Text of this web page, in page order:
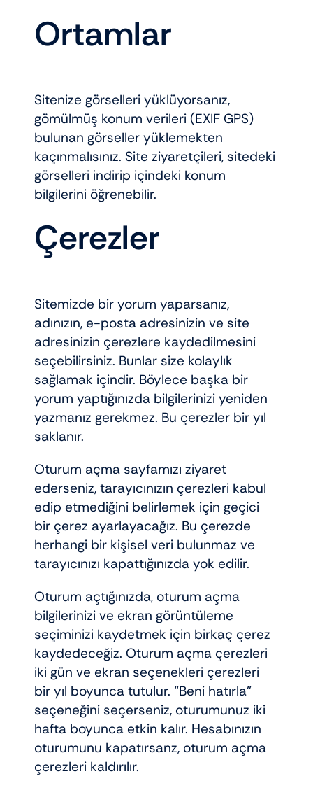
Ortamlar
Sitenize görselleri yüklüyorsanız,
gömülmüş konum verileri (EXIF GPS)
bulunan görseller yüklemekten
kaçınmalısınız. Site ziyaretçileri, sitedeki
görselleri indirip içindeki konum
bilgilerini öğrenebilir.
Çerezler
Sitemizde bir yorum yaparsanız,
adınızın, e-posta adresinizin ve site
adresinizin çerezlere kaydedilmesini
seçebilirsiniz. Bunlar size kolaylık
sağlamak içindir. Böylece başka bir
yorum yaptığınızda bilgilerinizi yeniden
yazmanız gerekmez. Bu çerezler bir yıl
saklanır.
Oturum açma sayfamızı ziyaret
ederseniz, tarayıcınızın çerezleri kabul
edip etmediğini belirlemek için geçici
bir çerez ayarlayacağız. Bu çerezde
herhangi bir kişisel veri bulunmaz ve
tarayıcınızı kapattığınızda yok edilir.
Oturum açtığınızda, oturum açma
bilgilerinizi ve ekran görüntüleme
seçiminizi kaydetmek için birkaç çerez
kaydedeceğiz. Oturum açma çerezleri
iki gün ve ekran seçenekleri çerezleri
bir yıl boyunca tutulur. “Beni hatırla”
seçeneğini seçerseniz, oturumunuz iki
hafta boyunca etkin kalır. Hesabınızın
oturumunu kapatırsanz, oturum açma
çerezleri kaldırılır.